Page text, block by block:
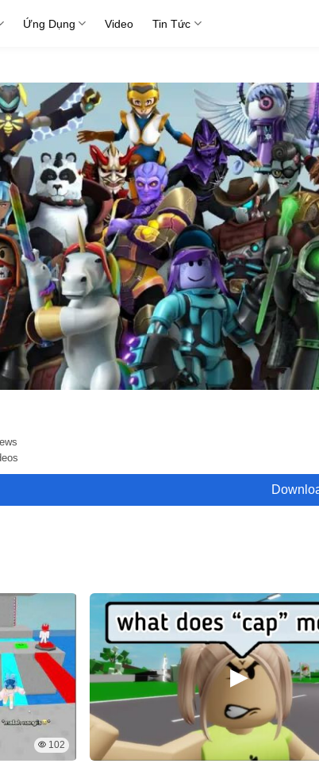
Ứng Dụng Video Tin Tức
102